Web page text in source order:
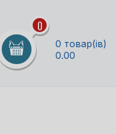
0
0 товар(ів)
0.00